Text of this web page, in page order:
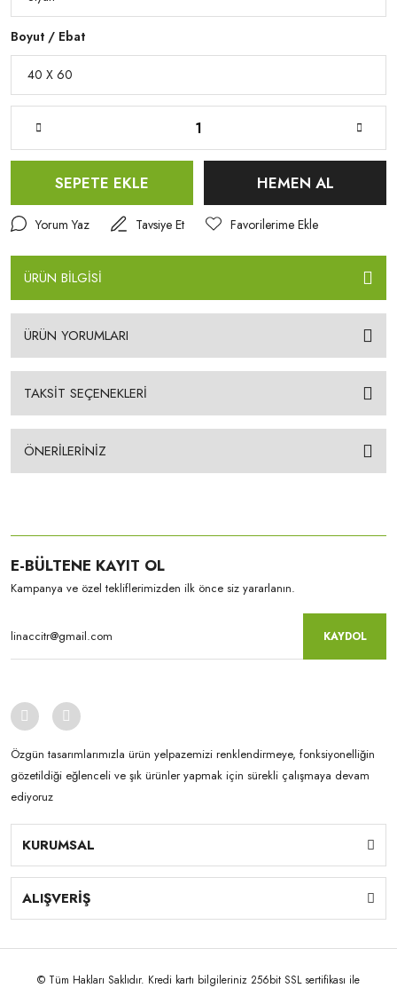
Boyut / Ebat
SEPETE EKLE HEMEN AL
Yorum Yaz Tavsiye Et
ÜRÜN BİLGİSİ
ÜRÜN YORUMLARI
TAKSİT SEÇENEKLERİ
ÖNERİLERİNİZ
E-BÜLTENE KAYIT OL
Kampanya ve özel tekliflerimizden ilk önce siz yararlanın.
KAYDOL
Özgün tasarımlarımızla ürün yelpazemizi renklendirmeye, fonksiyonelliğin
gözetildiği eğlenceli ve şık ürünler yapmak için sürekli çalışmaya devam
ediyoruz
KURUMSAL
ALIŞVERİŞ
© Tüm Hakları Saklıdır. Kredi kartı bilgileriniz 256bit SSL sertifikası ile